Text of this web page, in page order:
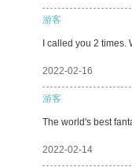
游客
I called you 2 times.
2022-02-16
游客
The world's best
2022-02-14